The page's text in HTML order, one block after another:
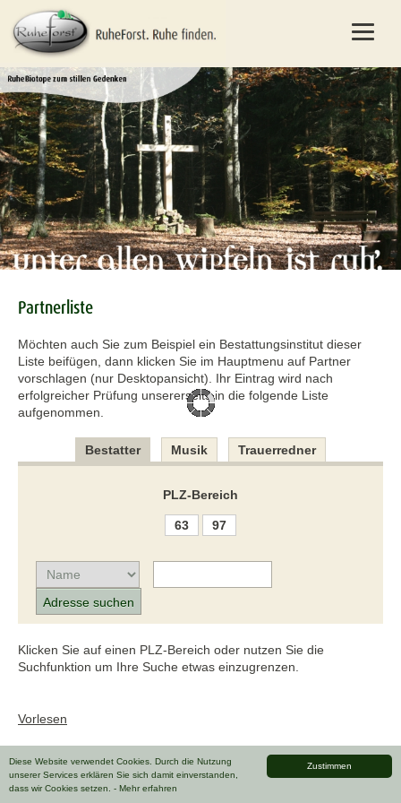
Zustimmen
Diese Website verwendet Cookies. Durch die Nutzung
unserer Services erklären Sie sich damit einverstanden,
dass wir Cookies setzen. - Mehr erfahren
Partnerliste
Möchten auch Sie zum Beispiel ein Bestattungsinstitut dieser
Liste beifügen, dann klicken Sie im Hauptmenu auf Partner
vorschlagen (nur Desktopansicht). Ihr Eintrag wird nach
erfolgreicher Prüfung unsererseits in die folgende Liste
aufgenommen.
Bestatter Musik Trauerredner
PLZ-Bereich
63 97
Klicken Sie auf einen PLZ-Bereich oder nutzen Sie die
Suchfunktion um Ihre Suche etwas einzugrenzen.
Vorlesen